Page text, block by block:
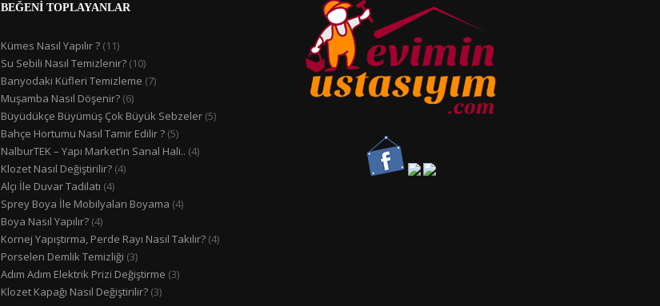
BEĞENİ TOPLAYANLAR
Kümes Nasıl Yapılır ? (11)
Su Sebili Nasıl Temizlenir? (10)
Banyodaki Küfleri Temizleme (7)
Muşamba Nasıl Döşenir? (6)
Büyüdükçe Büyümüş Çok Büyük Sebzeler (5)
Bahçe Hortumu Nasıl Tamir Edilir ? (5)
NalburTEK – Yapı Market’in Sanal Hali.. (4)
Klozet Nasıl Değiştirilir? (4)
Alçı İle Duvar Tadilatı (4)
Sprey Boya İle Mobilyaları Boyama (4)
Boya Nasıl Yapılır? (4)
Kornej Yapıştırma, Perde Rayı Nasıl Takılır? (4)
Porselen Demlik Temizliği (3)
Adım Adım Elektrik Prizi Değiştirme (3)
Klozet Kapağı Nasıl Değiştirilir? (3)